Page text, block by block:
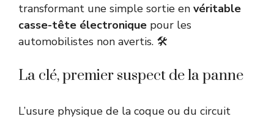
transformant une simple sortie en véritable
casse-tête électronique pour les
automobilistes non avertis. 🛠️
La clé, premier suspect de la panne
L’usure physique de la coque ou du circuit